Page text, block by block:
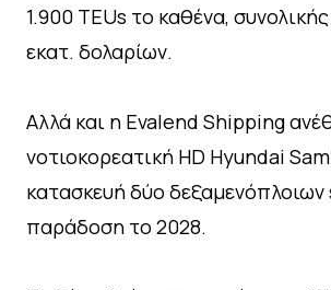
1.900 TEUs το καθένα,
εκατ. δολαρίων.
Αλλά και η Evalend Shipping
νοτιοκορεατική HD Hyundai
κατασκευή δύο δεξαμενόπλοιων
παράδοση το 2028.